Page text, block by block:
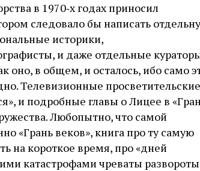
в 1970‑х годах приносил
следовало бы написать
историки,
и даже отдельные
оно, в общем, и осталось, ибо само
Телевизионные просветительские
и подробные главы о Лицее в
Любопытно, что самой
«Грань веков», книга про ту самую
на короткое время, про «дней
катастрофами чреваты развороты